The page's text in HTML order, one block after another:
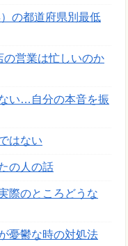
の都道府県別最低
営業は忙しいのか
い…自分の本音を振
はない
の人の話
際のところどうな
憂鬱な時の対処法